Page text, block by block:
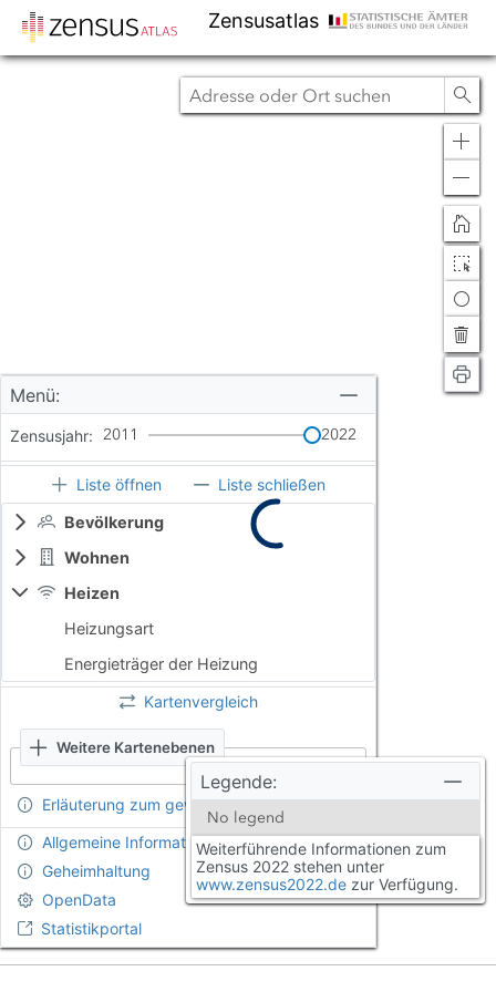
Zensusatlas
in Text und
Tabellenform
out
Menü:
Zensusjahr: 2011 2022
Liste öffnen
Liste schließen
Bevölkerung
Wohnen
Heizen
Heizungsart
Energieträger der Heizung
Kartenvergleich
Weitere Kartenebenen
Erläuterung zum gewählten Thema
Allgemeine Informationen zum Zensus
Geheimhaltung
OpenData
Statistikportal
Legende:
No legend
Weiterführende Informationen zum
Zensus 2022 stehen unter
www.zensus2022.de zur Verfügung.